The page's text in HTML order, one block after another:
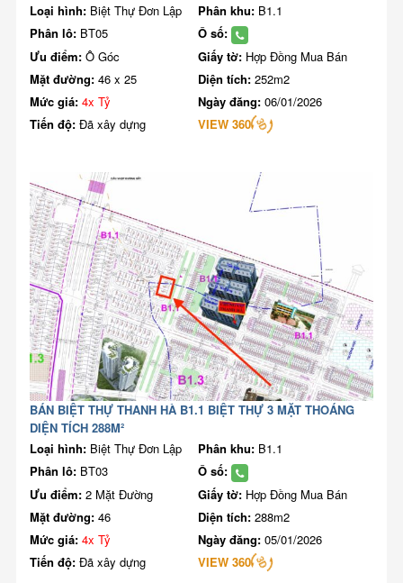
Loại hình: Biệt Thự Đơn Lập Phân khu: B1.1
Phân lô: BT05
Ô số:
Ưu điểm: Ô Góc Giấy tờ: Hợp Đồng Mua Bán
Mặt đường: 46 x 25 Diện tích: 252m2
Mức giá: 4x Tỷ Ngày đăng: 06/01/2026
Tiến độ: Đã xây dựng VIEW 360
BÁN BIỆT THỰ THANH HÀ B1.1 BIỆT THỰ 3 MẶT THOÁNG
DIỆN TÍCH 288M²
Loại hình: Biệt Thự Đơn Lập Phân khu: B1.1
Phân lô: BT03
Ô số:
Ưu điểm: 2 Mặt Đường Giấy tờ: Hợp Đồng Mua Bán
Mặt đường: 46 Diện tích: 288m2
Mức giá: 4x Tỷ Ngày đăng: 05/01/2026
Tiến độ: Đã xây dựng VIEW 360